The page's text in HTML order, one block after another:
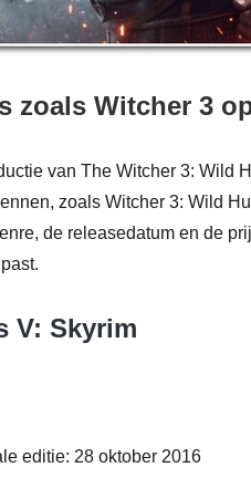
zoals Witcher 3
van The Witcher 3: Wild
zoals Witcher 3: Wild
de releasedatum en de
V: Skyrim
editie: 28 oktober 2016